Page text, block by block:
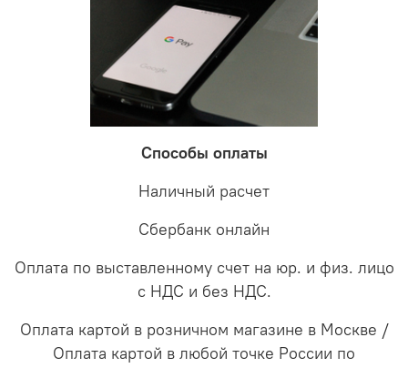
Способы оплаты
Наличный расчет
Сбербанк онлайн
Оплата по выставленному счет на юр. и физ. лицо
с НДС и без НДС.
Оплата картой в розничном магазине в Москве /
Оплата картой в любой точке России по